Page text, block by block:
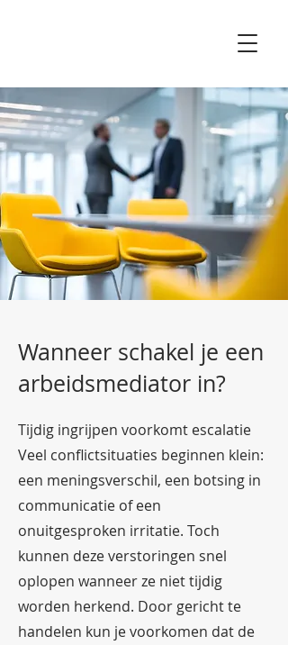
Wanneer schakel je een
arbeidsmediator in?
Tijdig ingrijpen voorkomt escalatie
Veel conflictsituaties beginnen klein:
een meningsverschil, een botsing in
communicatie of een
onuitgesproken irritatie. Toch
kunnen deze verstoringen snel
oplopen wanneer ze niet tijdig
worden herkend. Door gericht te
handelen kun je voorkomen dat de